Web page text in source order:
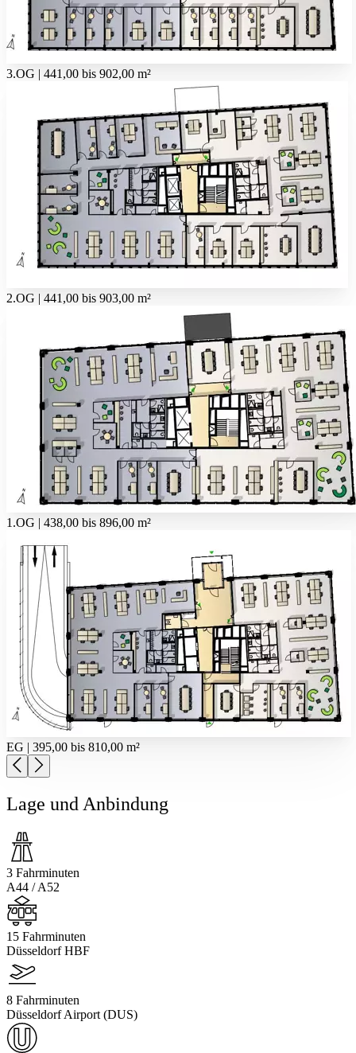
3.OG | 441,00 bis 902,00 m²
2.OG | 441,00 bis 903,00 m²
1.OG | 438,00 bis 896,00 m²
EG | 395,00 bis 810,00 m²
Lage und Anbindung
3 Fahrminuten
A44 / A52
15 Fahrminuten
Düsseldorf HBF
8 Fahrminuten
Düsseldorf Airport (DUS)